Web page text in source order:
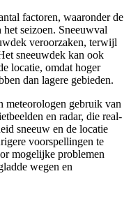
factoren, waaronder de
seizoen. Sneeuwval
veroorzaken, terwijl
sneeuwdek kan ook
locatie, omdat hoger
dan lagere gebieden.
meteorologen gebruik van
en radar, die real-
sneeuw en de locatie
voorspellingen te
mogelijke problemen
wegen en